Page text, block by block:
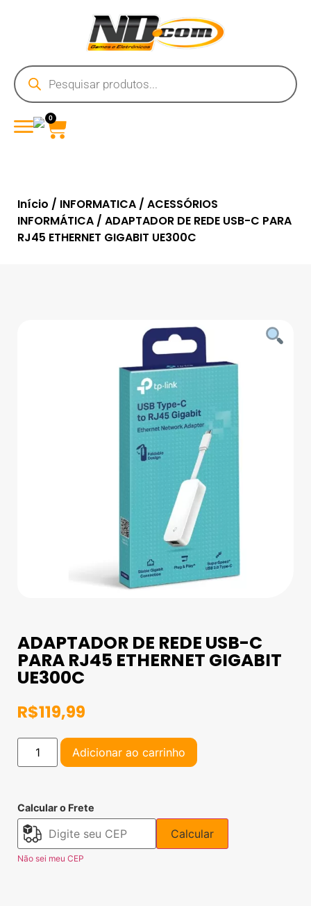
0
Início / INFORMATICA / ACESSÓRIOS
INFORMÁTICA / ADAPTADOR DE REDE USB-C PARA
RJ45 ETHERNET GIGABIT UE300C
ADAPTADOR DE REDE USB-C
PARA RJ45 ETHERNET GIGABIT
UE300C
R$119,99
Adicionar ao carrinho
Calcular o Frete
Calcular
Não sei meu CEP